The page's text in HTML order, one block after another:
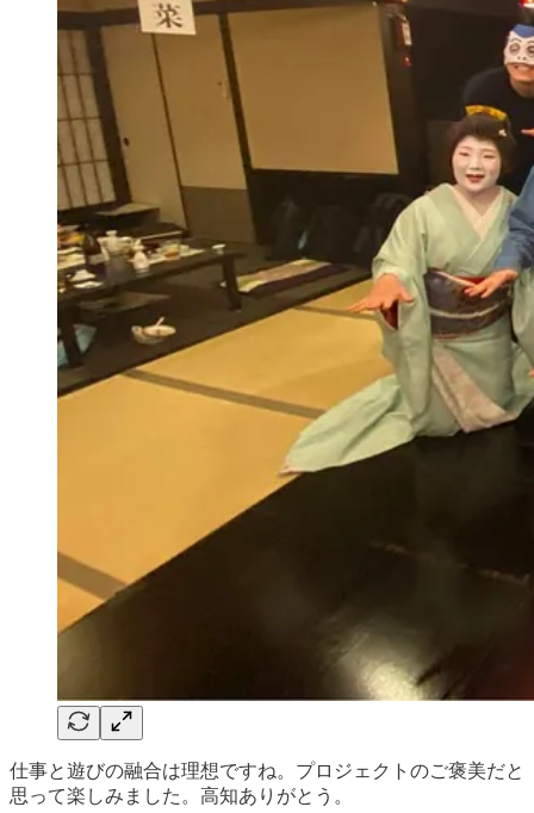
仕事と遊びの融合は理想ですね。プロジェクトのご褒美だと
思って楽しみました。高知ありがとう。